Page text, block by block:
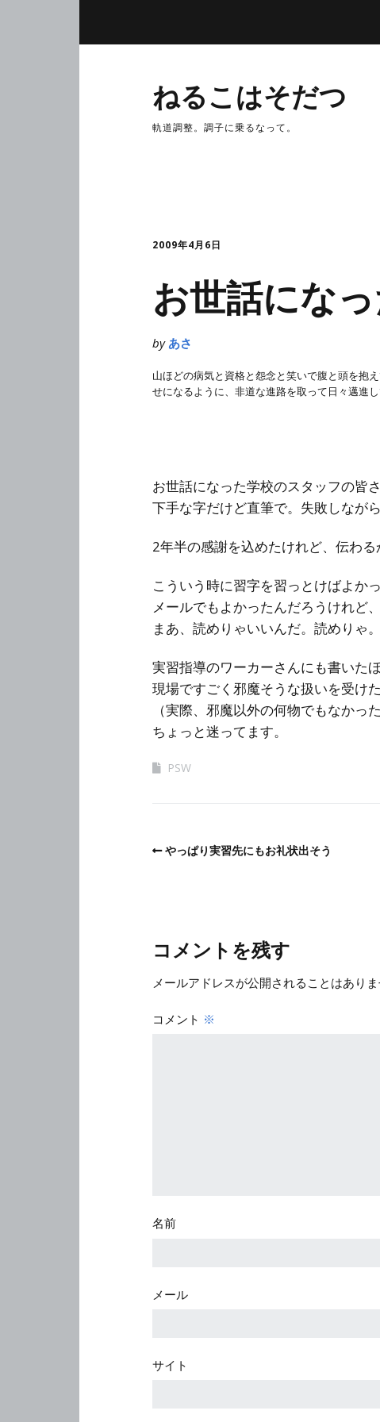
ねるこはそだつ
軌道調整。調子に乗るなって。
2009年4月6日
お世話にな
by あさ
山ほどの病気と資格と怨念と笑いで腹と頭を抱
せになるように、非道な進路を取って日々邁進し
お世話になった学校のスタッフの皆
下手な字だけど直筆で。失敗しながら
2年半の感謝を込めたけれど、伝わる
こういう時に習字を習っとけばよか
メールでもよかったんだろうけれど
まあ、読めりゃいいんだ。読めりゃ。
実習指導のワーカーさんにも書いた
現場ですごく邪魔そうな扱いを受け
（実際、邪魔以外の何物でもなかっ
ちょっと迷ってます。
PSW
やっぱり実習先にもお礼状出そう
コメントを残す
メールアドレスが公開されることはありま
コメント ※
名前
メール
サイト